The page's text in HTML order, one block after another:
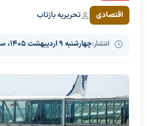
اقتصادی تحریریه بازتاب
انتشار:چهارشنبه ۹ اردیبهشت ۱۴۰۵، ساعت ۱۶:۰۰